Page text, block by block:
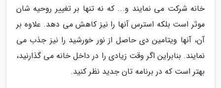
خانه شرکت می نمایند و... که نه تنها بر تغییر روحیه شان
موثر است بلکه استرس آنها را نیز کاهش می دهد. علاوه بر
آن، آنها ویتامین دی حاصل از نور خورشید را نیز جذب می
نمایند. بنابراین اگر وقت زیادی را در داخل خانه می گذارنید،
بهتر است که در برنامه تان جدید نظر کنید.